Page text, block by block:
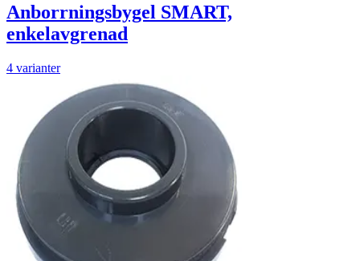
Anborrningsbygel SMART,
enkelavgrenad
4 varianter